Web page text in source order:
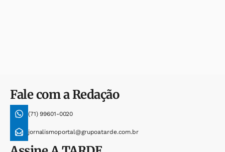
Fale com a Redação
(71) 99601-0020
jornalismoportal@grupoatarde.com.br